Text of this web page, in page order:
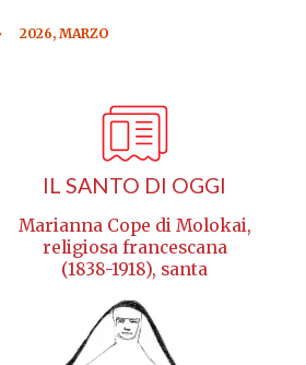
2026, MARZO
IL SANTO DI OGGI
Marianna Cope di Molokai,
religiosa francescana
(1838-1918), santa